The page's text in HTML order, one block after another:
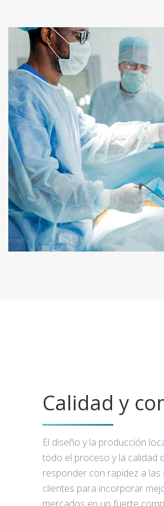
Calidad y
El diseño y la producción
todo el proceso y la calidad
responder con rapidez a
clientes para incorporar